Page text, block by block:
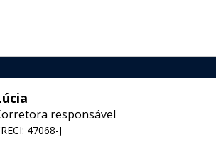
responsável
47068-J